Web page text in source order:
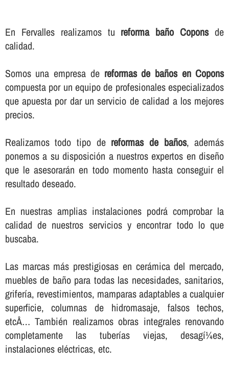
En Fervalles realizamos tu reforma baño Coponsde
calidad.
Somos una empresa de reformas de baños en Copons
compuesta por un equipo de profesionales especializados
que apuesta por dar un servicio de calidad a los mejores
precios.
Realizamos todo tipo de reformas de baños, además
ponemos a su disposición a nuestros expertos en diseño
que le asesorarán en todo momento hasta conseguir el
resultado deseado.
En nuestras amplias instalaciones podrá comprobar la
calidad de nuestros servicios y encontrar todo lo que
buscaba.
Las marcas más prestigiosas en cerámica del mercado,
muebles de baño para todas las necesidades, sanitarios,
griferí­a, revestimientos, mamparas adaptables a cualquier
superficie, columnas de hidromasaje, falsos techos,
etcÂ… También realizamos obras integrales renovando
completamente las tuberí­as viejas, desagí¼es,
instalaciones eléctricas, etc.